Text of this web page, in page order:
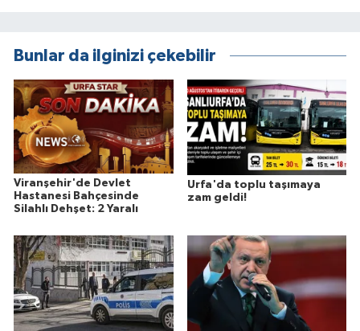
Bunlar da ilginizi çekebilir
Viranşehir'de Devlet
Hastanesi Bahçesinde
Silahlı Dehşet: 2 Yaralı
Urfa'da toplu taşımaya
zam geldi!